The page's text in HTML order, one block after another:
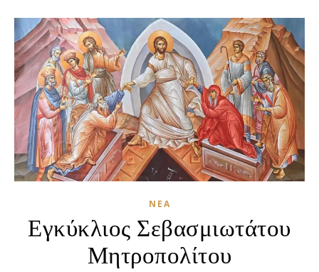
ΝΈΑ
Εγκύκλιος Σεβασμιωτάτου
Μητροπολίτου